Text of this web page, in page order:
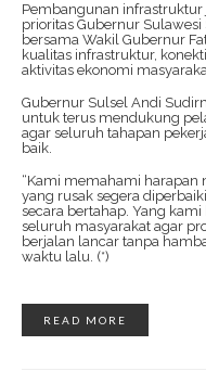
Pembangunan
prioritas Gubernur
bersama Wakil Gubernur
kualitas infrastruktur,
aktivitas ekonomi
Gubernur Sulsel Andi
untuk terus mendukung
agar seluruh tahapan
baik.
“Kami memahami harapan
yang rusak segera
secara bertahap. Yang
seluruh masyarakat agar
berjalan lancar tanpa
waktu lalu. (*)
READ MORE